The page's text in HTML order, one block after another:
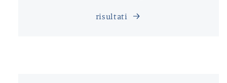
risultati